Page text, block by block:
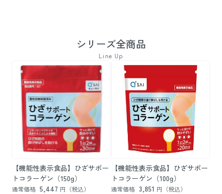
シリーズ全商品
Line Up
【機能性表示食品】ひざサポー
トコラーゲン（150g）
通常価格 5,447 円（税込）
【機能性表示食品】ひざサポー
トコラーゲン（100g）
通常価格 3,851 円（税込）